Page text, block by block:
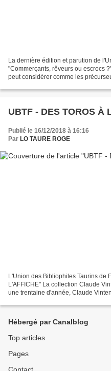
La dernière édition et parution de
"Commerçants, rêveurs ou escrocs
peut considérer comme les
UBTF - DES TOROS À
Publié le 16/12/2018 à 16:16
Par LO TAURE ROGE
L'Union des Bibliophiles Taurins de
L'AFFICHE" La collection Claude
une trentaine d'année, Claude
Hébergé par Canalblog
Top articles
Pages